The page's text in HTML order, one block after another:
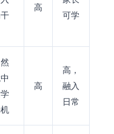
高
可学
高
高，
融入
日常